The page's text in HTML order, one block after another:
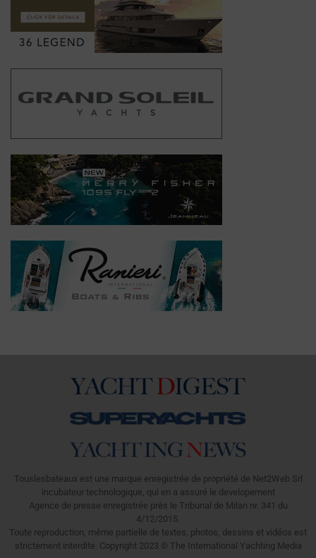
Touslesbateaux est une marque enregistrée de propriété de Net2Web Srl
incubateur technologique, qui en a assuré le developement
Agence de presse enregistrée près le Tribunal de Milan nr. 341 du
4/12/2015.
Toute reproduction, même partielle de textes, photos, dessins et vidéos est
strictement interdite. Copyright 2023 © The International Yachting Media